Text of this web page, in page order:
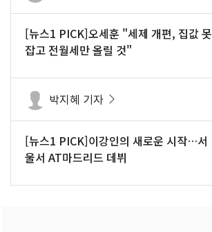
[뉴스1 PICK]오세훈 "세제 개편, 집값 못
잡고 전월세만 올릴 것"
박지혜 기자
[뉴스1 PICK]이강인의 새로운 시작…서
울서 AT마드리드 데뷔